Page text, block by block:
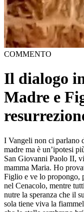
COMMENTO
Il dialogo
Madre e
I Vangeli non ci parlano
madre ma è un’ipotesi
San Giovanni Paolo II,
mamma Maria. Ho
Figlio e ve lo propongo,
nel Cenacolo, mentre
nutre la speranza che il
sola tiene viva la